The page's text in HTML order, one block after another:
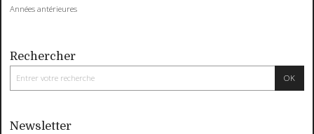
Années antérieures
Rechercher
Newsletter